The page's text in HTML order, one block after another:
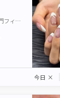
パラジェルネイル専門フィルイン導入店 Nai-Chan Nail 神楽坂 【本館】
今日 ×